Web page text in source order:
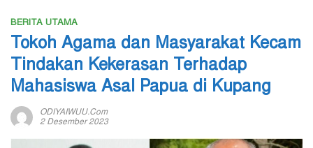
BERITA UTAMA
Tokoh Agama dan Masyarakat Kecam
Tindakan Kekerasan Terhadap
Mahasiswa Asal Papua di Kupang
ODIYAIWUU.com
2 Desember 2023